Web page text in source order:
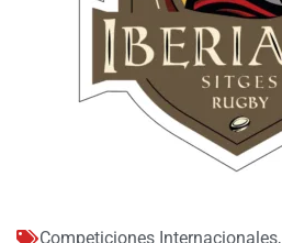
Competiciones Internacionales,